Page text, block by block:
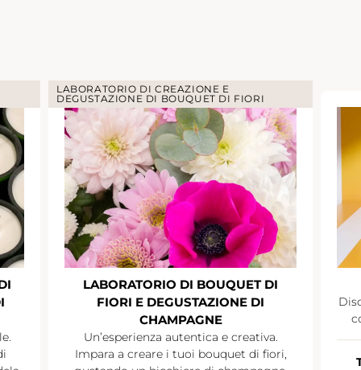
LABORATORIO DI CREAZIONE E
DEGUSTAZIONE DI BOUQUET DI FIORI
LABORATORIO DI BOUQUET DI
FIORI E DEGUSTAZIONE DI
CHAMPAGNE
Un’esperienza autentica e creativa.
Impara a creare i tuoi bouquet di fiori,